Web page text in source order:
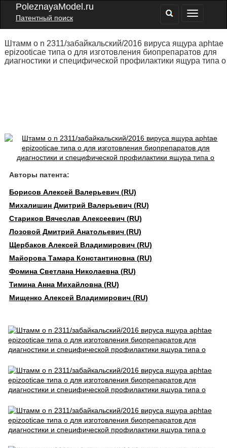
PoleznayaModel.ru
Патентный поиск
Штамм о n 2311/забайкальский/2016 вируса ящура aphtae
epizooticae типа о для изготовления биопрепаратов для
диагностики и специфической профилактики ящура типа о
Авторы патента:
Борисов Алексей Валерьевич (RU)
Михалишин Дмитрий Валерьевич (RU)
Стариков Вячеслав Алексеевич (RU)
Лозовой Дмитрий Анатольевич (RU)
Щербаков Алексей Владимирович (RU)
Майорова Тамара Константиновна (RU)
Фомина Светлана Николаевна (RU)
Тимина Анна Михайловна (RU)
Мищенко Алексей Владимирович (RU)